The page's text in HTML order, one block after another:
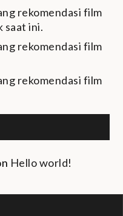
rekomendasi film
saat ini.
rekomendasi film
rekomendasi film
Hello world!